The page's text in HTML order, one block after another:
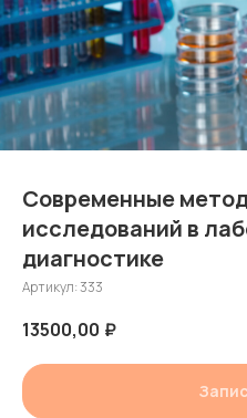
Современные
исследований в
диагностике
Артикул:333
13500,00 ₽